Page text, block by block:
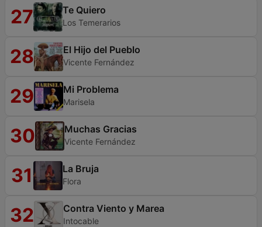
27 Te Quiero
Los Temerarios
28 El Hijo del Pueblo
Vicente Fernández
29 Mi Problema
Marisela
30 Muchas Gracias
Vicente Fernández
31 La Bruja
Flora
32 Contra Viento y Marea
Intocable